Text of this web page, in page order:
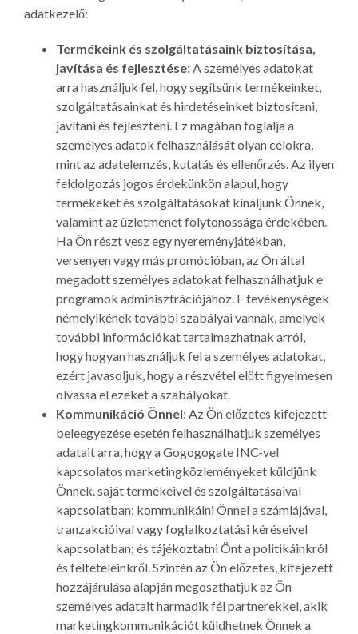
adatkezelő:
Termékeink és szolgáltatásaink biztosítása,
javítása és fejlesztése: A személyes adatokat
arra használjuk fel, hogy segítsünk termékeinket,
szolgáltatásainkat és hirdetéseinket biztosítani,
javítani és fejleszteni. Ez magában foglalja a
személyes adatok felhasználását olyan célokra,
mint az adatelemzés, kutatás és ellenőrzés. Az ilyen
feldolgozás jogos érdekünkön alapul, hogy
termékeket és szolgáltatásokat kínáljunk Önnek,
valamint az üzletmenet folytonossága érdekében.
Ha Ön részt vesz egy nyereményjátékban,
versenyen vagy más promócióban, az Ön által
megadott személyes adatokat felhasználhatjuk e
programok adminisztrációjához. E tevékenységek
némelyikének további szabályai vannak, amelyek
további információkat tartalmazhatnak arról,
hogy hogyan használjuk fel a személyes adatokat,
ezért javasoljuk, hogy a részvétel előtt figyelmesen
olvassa el ezeket a szabályokat.
Kommunikáció Önnel: Az Ön előzetes kifejezett
beleegyezése esetén felhasználhatjuk személyes
adatait arra, hogy a Gogogogate INC-vel
kapcsolatos marketingközleményeket küldjünk
Önnek. saját termékeivel és szolgáltatásaival
kapcsolatban; kommunikálni Önnel a számlájával,
tranzakcióival vagy foglalkoztatási kéréseivel
kapcsolatban; és tájékoztatni Önt a politikáinkról
és feltételeinkről. Szintén az Ön előzetes, kifejezett
hozzájárulása alapján megoszthatjuk az Ön
személyes adatait harmadik fél partnerekkel, akik
marketingkommunikációt küldhetnek Önnek a